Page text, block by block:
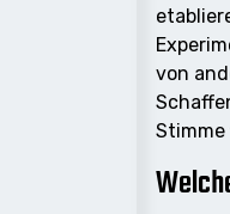
von